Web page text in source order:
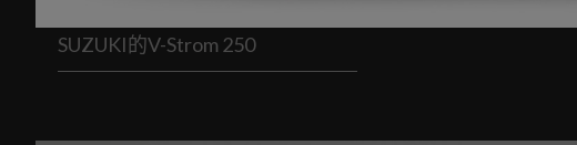
SUZUKI的V-Strom 250